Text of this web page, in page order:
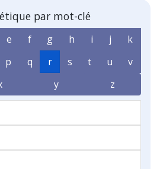
par mot-clé
e f g h i j
k
p q r s t u
v
y z